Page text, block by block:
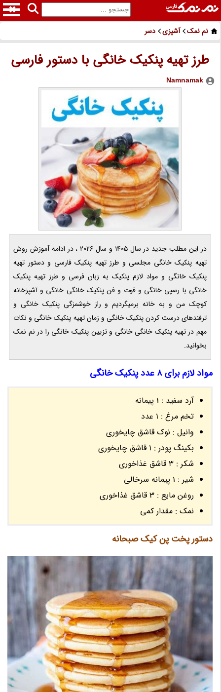
نم نمک آشپزی دسر
طرز تهیه پنکیک خانگی با دستور فارسی
Namnamak
در این مطلب جدید در سال 1405 و سال 2026 ، در ادامه آموزش روش
تهیه پنکیک خانگی مجلسی و طرز تهیه پنکیک فارسی و دستور تهیه
پنکیک خانگی و مواد لازم پنکیک به زبان فرسی و طرز تهیه پنکیک
خانگی با رسپی خانگی و فوت و فن پنکیک خانگی خانگی و آشپزخانه
کوچک من و به خانه برمیگردیم و راز خوشمزگی پنکیک خانگی و
ترفندهای درست کردن پنکیک خانگی و زمان تهیه پنکیک خانگی و نکات
مهم در تهیه پنکیک خانگی خانگی و تزیین پنکیک خانگی را در نم نمک
بخوانید.
مواد لازم برای 8 عدد پنکیک خانگی
آرد سفید : 1 پیمانه
تخم مرغ : 1 عدد
وانیل : نوک قاشق چایخوری
بکینگ پودر : 1 قاشق چایخوری
شکر : 3 قاشق غذاخوری
شیر : 1 پیمانه سرخالی
روغن مایع : 3 قاشق غذاخوری
نمک : مقدار کمی
دستور پخت پن کیک صبحانه